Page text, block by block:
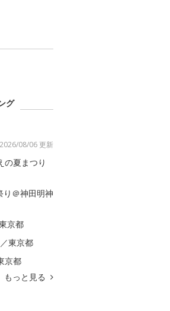
グ
2026/08/06 更新
の夏まつり
り＠神田明神
京都
東京都
京都
もっと見る